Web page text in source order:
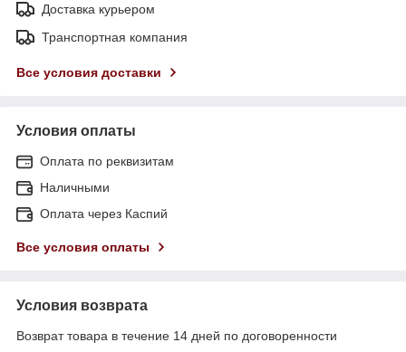
Доставка курьером
Транспортная компания
Все условия доставки
Условия оплаты
Оплата по реквизитам
Наличными
Оплата через Каспий
Все условия оплаты
Условия возврата
Возврат товара в течение 14 дней по договоренности